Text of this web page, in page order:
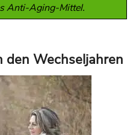
Anti-Aging-Mittel.
den Wechseljahren